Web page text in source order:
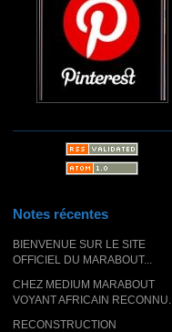
Notes récentes
BIENVENUE SUR LE SITE
OFFICIEL DU MARABOUT...
CHEZ MEDIUM MARABOUT
VOYANT AFRICAIN RECONNU...
RECONSTRUCTION